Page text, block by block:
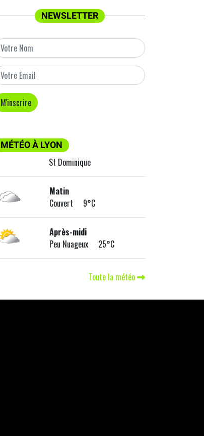
NEWSLETTER
MÉTÉO À LYON
St Dominique
Matin
Couvert 9°C
Après-midi
Peu Nuageux 25°C
Toute la météo